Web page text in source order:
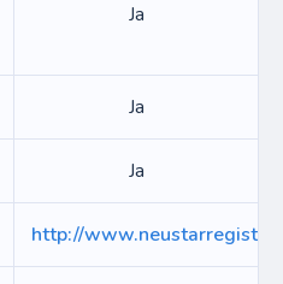
Ja
Ja
Ja
http://